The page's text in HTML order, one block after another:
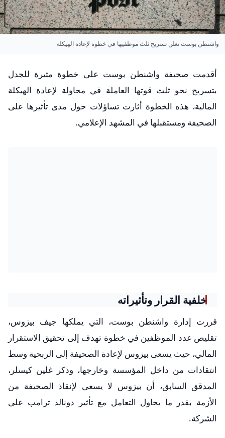
واشنطن بوست تعلن تسريح ثلث موظفيها في خطوة لإعادة الهيكلة
أقدمت صحيفة واشنطن بوست على خطوة مثيرة للجدل
بتسريح نحو ثلث قوتها العاملة في محاولة لإعادة الهيكلة
المالية، هذه الخطوة أثارت تساؤلات حول مدى تأثيرها على
الصحيفة ومستقبلها في المشهد الإعلامي.
خلفية القرار وتأثيراته
قررت إدارة واشنطن بوست، التي يملكها جيف بيزوس،
تقليص عدد الموظفين في خطوة تهدف إلى تحقيق الاستقرار
المالي، حيث يسعى بيزوس لإعادة الصحيفة إلى الربحية وسط
انتقادات من داخل المؤسسة وخارجها، وذكر غلين كيسلر،
المدقق السابق، أن بيزوس لا يسعى لإنقاذ الصحيفة من
الأزمة بقدر ما يحاول التعامل مع تأثير دونالد ترامب على
الشركة.